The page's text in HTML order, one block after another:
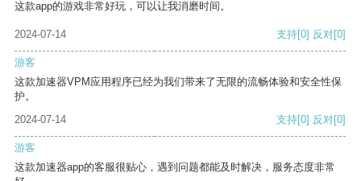
这款app的游戏非常好玩，可以让我消磨时间。
2024-07-14 支持[0] 反对[0]
游客
这款加速器VPM应用程序已经为我们带来了无限的流畅体验和安全性保
护。
2024-07-14
支持[0] 反对[0]
游客
这款加速器app的客服很贴心，遇到问题都能及时解决，服务态度非常